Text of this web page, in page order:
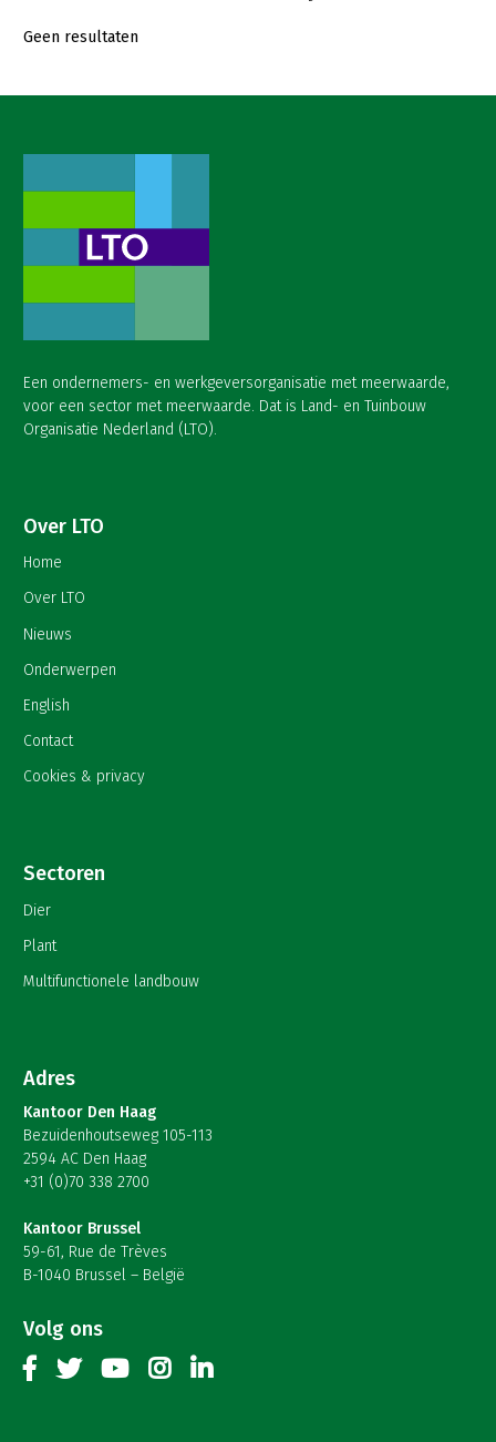
Geen resultaten
Een ondernemers- en werkgeversorganisatie met meerwaarde,
voor een sector met meerwaarde. Dat is Land- en Tuinbouw
Organisatie Nederland (LTO).
Over LTO
Home
Over LTO
Nieuws
Onderwerpen
English
Contact
Cookies & privacy
Sectoren
Dier
Plant
Multifunctionele landbouw
Adres
Kantoor Den Haag
Bezuidenhoutseweg 105-113
2594 AC Den Haag
+31 (0)70 338 2700
Kantoor Brussel
59-61, Rue de Trèves
B-1040 Brussel – België
Volg ons